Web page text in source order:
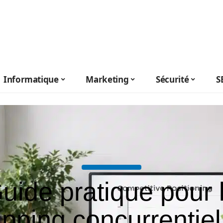
Informatique Marketing Sécurité
pratique pour